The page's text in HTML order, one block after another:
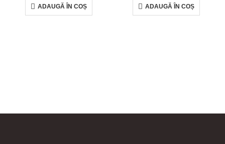
ADAUGĂ ÎN COȘ ADAUGĂ ÎN COȘ